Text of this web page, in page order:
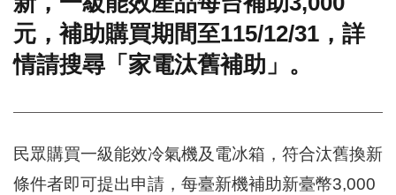
整
合
檢
索
統
化
局
元，補助購買期間至115/12/31，詳
情請搜尋「家電汰舊補助」。
民眾購買一級能效冷氣機及電冰箱，符合汰舊換新
條件者即可提出申請，每臺新機補助新臺幣3,000